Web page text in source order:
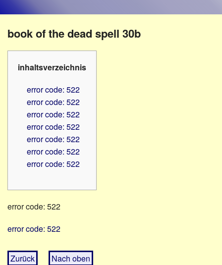
–
Beruf
Hilfsmittel
-
PC
Hörbüchereien
Reha-
Lehrer
Verbände
book of the dead spell 30b
inhaltsverzeichnis
error code: 522
error code: 522
error code: 522
error code: 522
error code: 522
error code: 522
error code: 522
error code: 522
error code: 522
Zurück Nach oben